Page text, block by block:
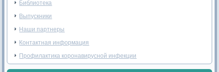
Библиотека
Выпускники
Наши партнеры
Контактная информация
Профилактика коронавирусной инфекции